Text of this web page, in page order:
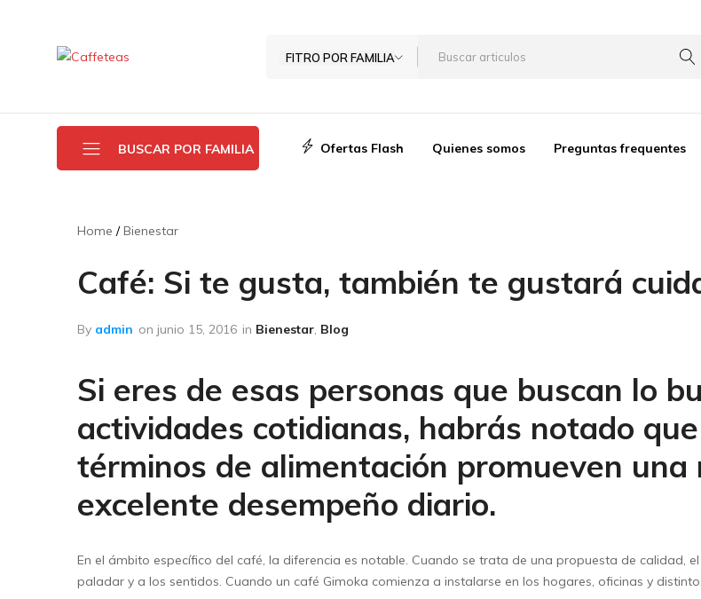
cápsulas
Compatibles
todos
FITRO POR FAMILIA
BUSCAR POR FAMILIA
Ofertas last minute
Cápsulas Nespresso
Cápsulas Dolce Gusto
Cápsulas Lavazza blu
Máquinas de café
Cialdas de papel ESE
Ofertas Flash Quienes somos Preguntas frequentes
Home Bienestar
Café: Si te gusta, también te gustará
By admin on junio 15, 2016 in Bienestar, Blog
Si eres de esas personas que buscan lo
actividades cotidianas, habrás notado
términos de alimentación promueven
excelente desempeño diario.
En el ámbito específico del café, la diferencia es notable. Cuando se trata de una propuesta de calidad,
paladar y a los sentidos. Cuando un café Gimoka comienza a instalarse en los hogares, oficinas y